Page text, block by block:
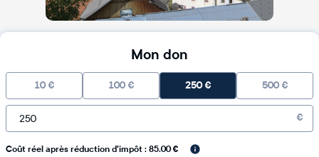
Mon don
10 € 100 € 250€ 500 €
€
Coût réel après réduction d'impôt : 85.00 €